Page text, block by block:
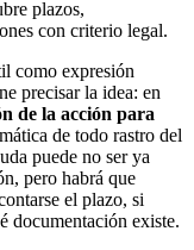
plazos,
con criterio legal.
como expresión
precisar la idea: en
de la acción para
de todo rastro del
puede no ser ya
pero habrá que
el plazo, si
documentación existe.